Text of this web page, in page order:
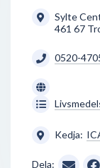
Sylte
461 67
0520-
Kedja:
Dela: